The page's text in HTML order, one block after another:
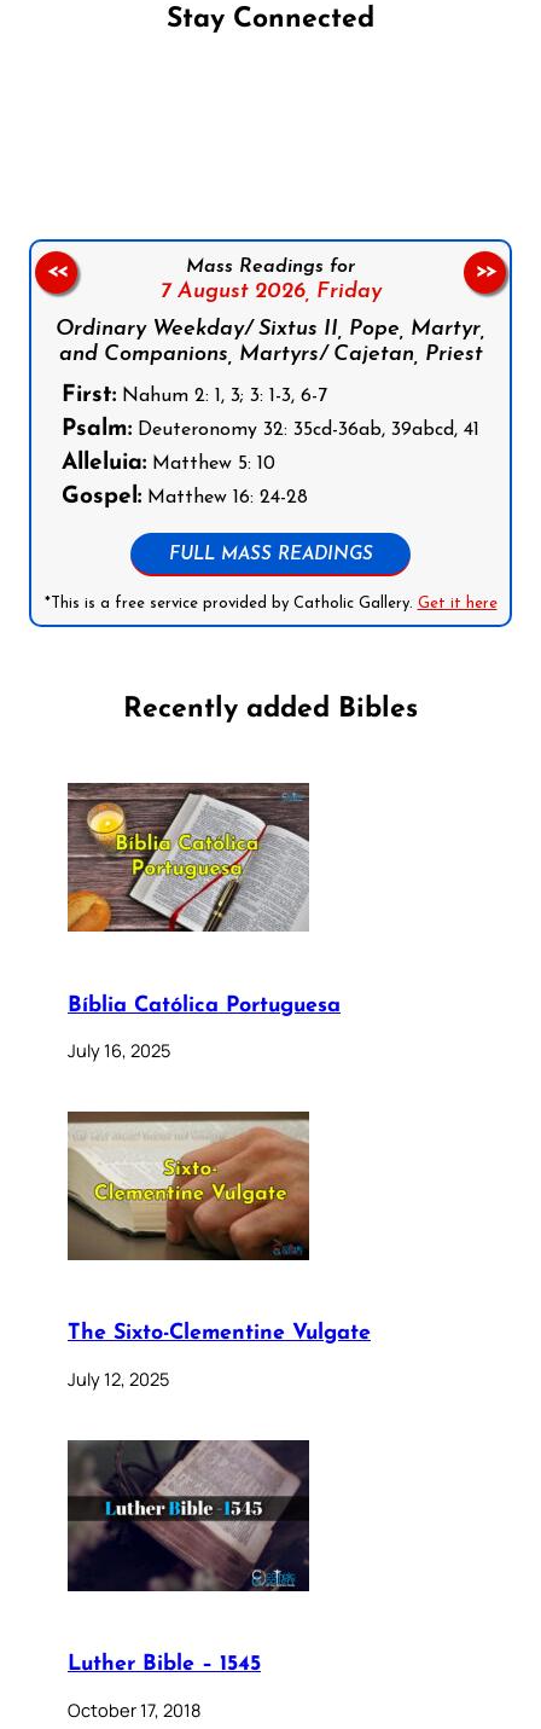
Stay Connected
Mass Readings for
7 August 2026, Friday
Ordinary Weekday/ Sixtus II, Pope, Martyr,
and Companions, Martyrs/ Cajetan, Priest
First: Nahum 2: 1, 3; 3: 1-3, 6-7
Psalm: Deuteronomy 32: 35cd-36ab, 39abcd, 41
Alleluia: Matthew 5: 10
Gospel: Matthew 16: 24-28
FULL MASS READINGS
*This is a free service provided by Catholic Gallery. Get it here
<< >>
Recently added Bibles
Bíblia Católica Portuguesa
July 16, 2025
The Sixto-Clementine Vulgate
July 12, 2025
Luther Bible – 1545
October 17, 2018